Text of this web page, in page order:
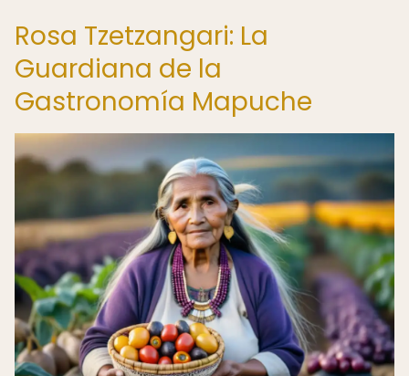
Rosa Tzetzangari: La
Guardiana de la
Gastronomía Mapuche